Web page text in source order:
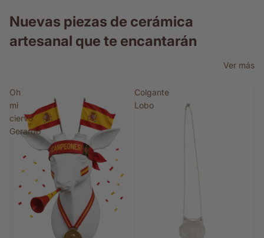
Nuevas piezas de cerámica
artesanal que te encantarán
Ver más
Oh
mi
ciervo
Gerardo
Colgante
Lobo